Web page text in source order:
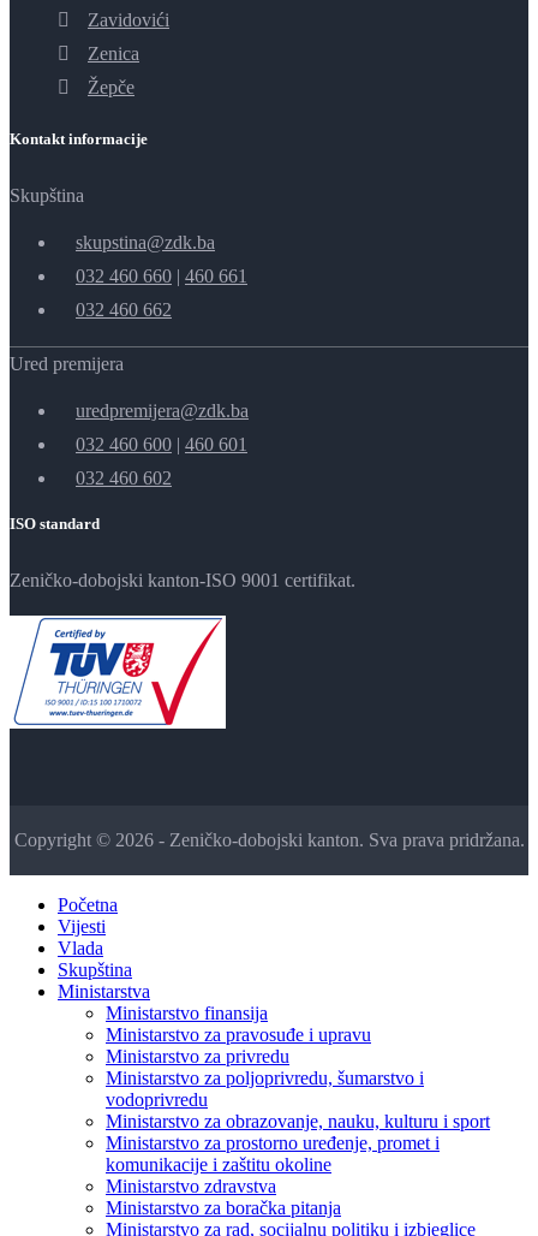
Zavidovići
Zenica
Žepče
Kontakt informacije
Skupština
skupstina@zdk.ba
032 460 660 | 460 661
032 460 662
Ured premijera
uredpremijera@zdk.ba
032 460 600 | 460 601
032 460 602
ISO standard
Zeničko-dobojski kanton-ISO 9001 certifikat.
Copyright © 2026 - Zeničko-dobojski kanton. Sva prava pridržana.
Početna
Vijesti
Vlada
Skupština
Ministarstva
Ministarstvo finansija
Ministarstvo za pravosuđe i upravu
Ministarstvo za privredu
Ministarstvo za poljoprivredu, šumarstvo i
vodoprivredu
Ministarstvo za obrazovanje, nauku, kulturu i sport
Ministarstvo za prostorno uređenje, promet i
komunikacije i zaštitu okoline
Ministarstvo zdravstva
Ministarstvo za boračka pitanja
Ministarstvo za rad, socijalnu politiku i izbjeglice